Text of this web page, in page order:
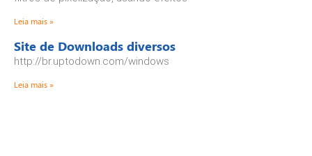
Leia mais »
Site de Downloads diversos
http://br.uptodown.com/windows
Leia mais »